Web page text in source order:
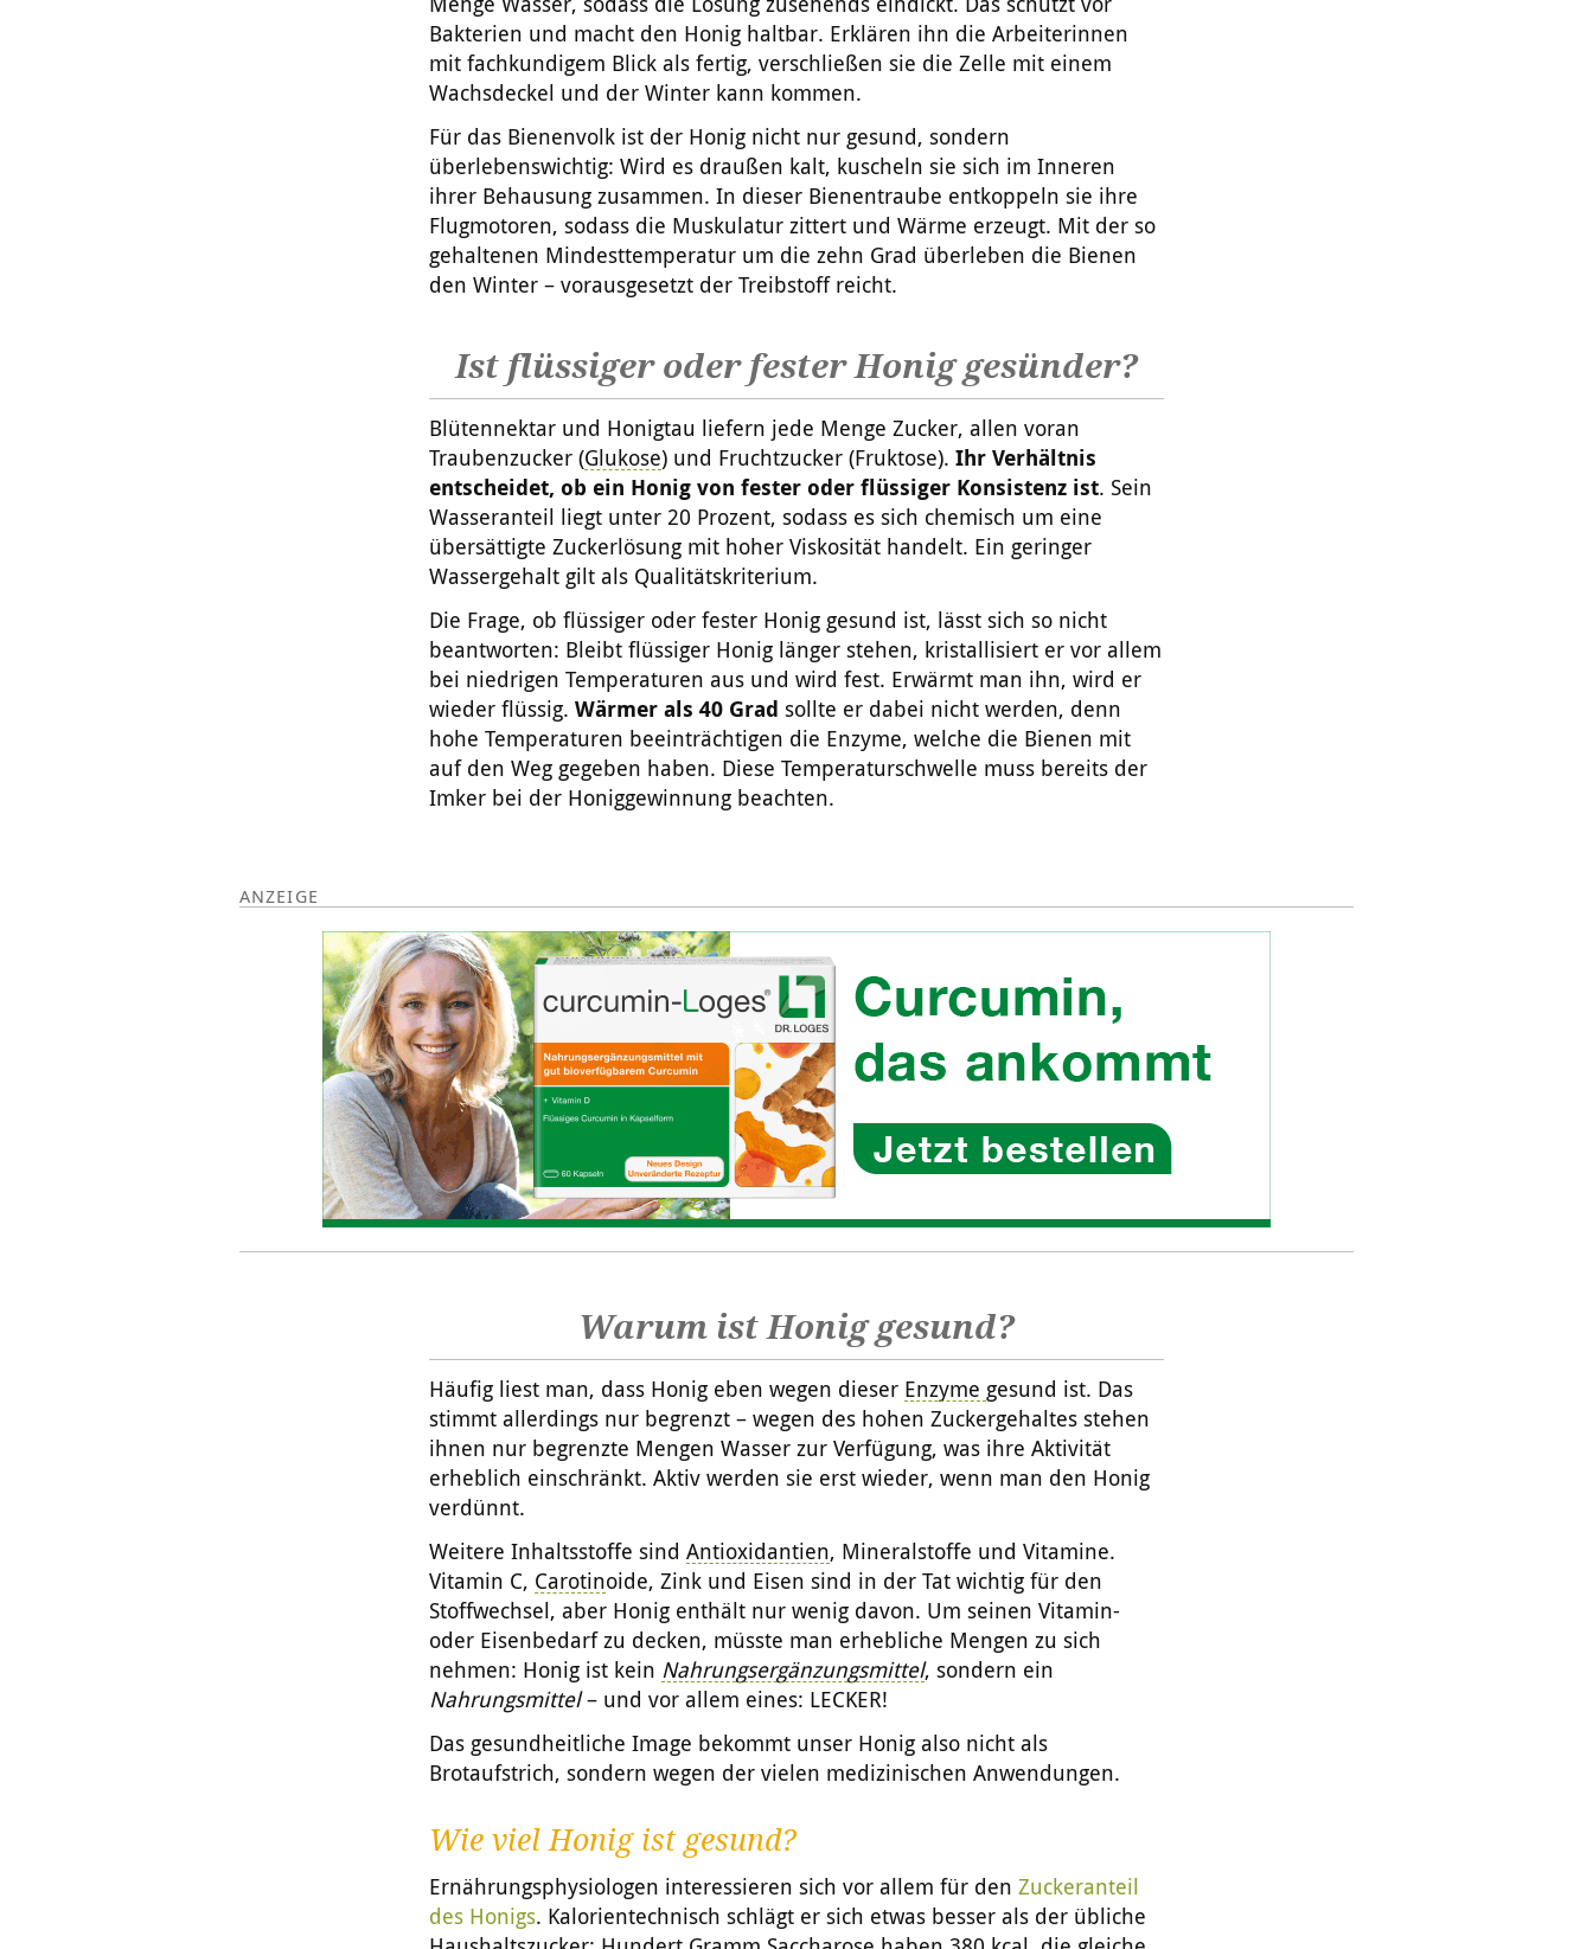
Bakterien und macht den Honig haltbar. Erklären ihn die Arbeiterinnen
mit fachkundigem Blick als fertig, verschließen sie die Zelle mit einem
Wachsdeckel und der Winter kann kommen.
Für das Bienenvolk ist der Honig nicht nur gesund, sondern
überlebenswichtig: Wird es draußen kalt, kuscheln sie sich im Inneren
ihrer Behausung zusammen. In dieser Bienentraube entkoppeln sie ihre
Flugmotoren, sodass die Muskulatur zittert und Wärme erzeugt. Mit der so
gehaltenen Mindesttemperatur um die zehn Grad überleben die Bienen
den Winter – vorausgesetzt der Treibstoff reicht.
Ist flüssiger oder fester Honig gesünder?
Blütennektar und Honigtau liefern jede Menge Zucker, allen voran
Traubenzucker (Glukose) und Fruchtzucker (Fruktose). Ihr Verhältnis
entscheidet, ob ein Honig von fester oder flüssiger Konsistenz ist. Sein
Wasseranteil liegt unter 20 Prozent, sodass es sich chemisch um eine
übersättigte Zuckerlösung mit hoher Viskosität handelt. Ein geringer
Wassergehalt gilt als Qualitätskriterium.
Die Frage, ob flüssiger oder fester Honig gesund ist, lässt sich so nicht
beantworten: Bleibt flüssiger Honig länger stehen, kristallisiert er vor allem
bei niedrigen Temperaturen aus und wird fest. Erwärmt man ihn, wird er
wieder flüssig. Wärmer als 40 Grad sollte er dabei nicht werden, denn
hohe Temperaturen beeinträchtigen die Enzyme, welche die Bienen mit
auf den Weg gegeben haben. Diese Temperaturschwelle muss bereits der
Imker bei der Honiggewinnung beachten.
Warum ist Honig gesund?
Häufig liest man, dass Honig eben wegen dieser Enzyme gesund ist. Das
stimmt allerdings nur begrenzt – wegen des hohen Zuckergehaltes stehen
ihnen nur begrenzte Mengen Wasser zur Verfügung, was ihre Aktivität
erheblich einschränkt. Aktiv werden sie erst wieder, wenn man den Honig
verdünnt.
Weitere Inhaltsstoffe sind Antioxidantien, Mineralstoffe und Vitamine.
Vitamin C, Carotinoide, Zink und Eisen sind in der Tat wichtig für den
Stoffwechsel, aber Honig enthält nur wenig davon. Um seinen Vitamin-
oder Eisenbedarf zu decken, müsste man erhebliche Mengen zu sich
nehmen: Honig ist kein Nahrungsergänzungsmittel, sondern ein
Nahrungsmittel– und vor allem eines: LECKER!
Das gesundheitliche Image bekommt unser Honig also nicht als
Brotaufstrich, sondern wegen der vielen medizinischen Anwendungen.
Wie viel Honig ist gesund?
Ernährungsphysiologen interessieren sich vor allem für den Zuckeranteil
des Honigs. Kalorientechnisch schlägt er sich etwas besser als der übliche